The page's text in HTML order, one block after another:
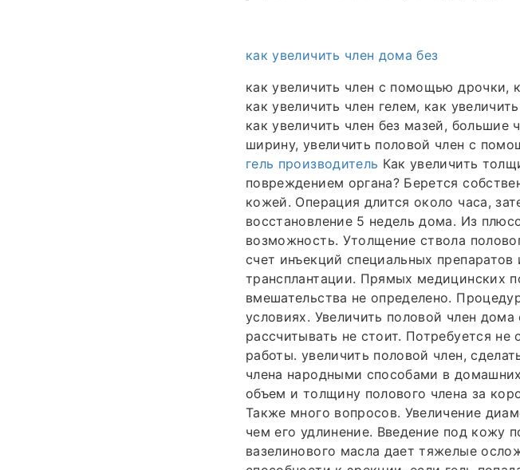
как увеличить член дома без
как увеличить член с помощью дрочки,
как увеличить член гелем, как
как увеличить член без мазей, большие
ширину, увеличить половой член с
гель производитель Как увеличить
повреждением органа? Берется
кожей. Операция длится около часа,
восстановление 5 недель дома. Из
возможность. Утолщение ствола
счет инъекций специальных
трансплантации. Прямых медицинских
вмешательства не определено.
условиях. Увеличить половой член
рассчитывать не стоит. Потребуется
работы. увеличить половой член,
члена народными способами в
объем и толщину полового члена за
Также много вопросов. Увеличение
чем его удлинение. Введение под кожу
вазелинового масла дает тяжелые